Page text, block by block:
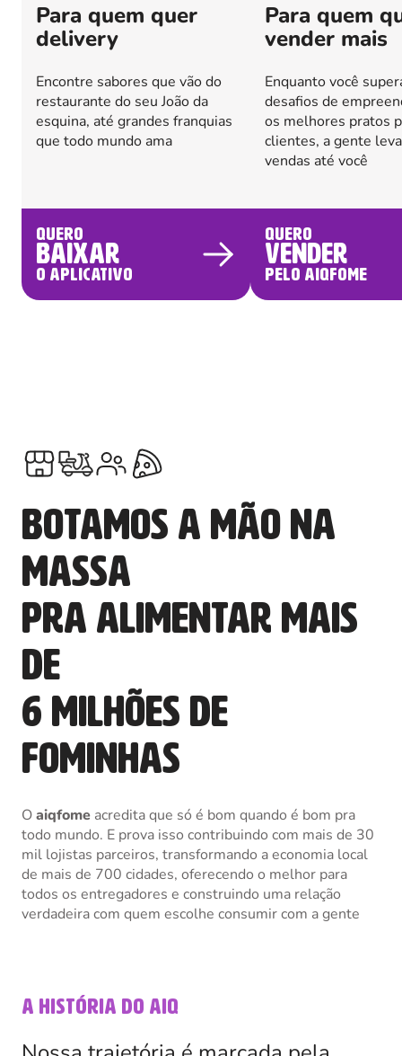
Para quem quer
delivery
Encontre sabores que vão do
restaurante do seu João da
esquina, até grandes franquias
que todo mundo ama
quero
baixar
o aplicativo
Para quem
vender mais
Enquanto você
desafios de
os melhores pratos
clientes, a gente
vendas até você
quero
vender
pelo aiqfome
Botamos a mão na
massa
pra alimentar mais
de
6 milhões de
fominhas
Oaiqfome acredita que só é bom quando é bom pra
todo mundo. E prova isso contribuindo com mais de 30
mil lojistas parceiros, transformando a economia local
de mais de 700 cidades, oferecendo o melhor para
todos os entregadores e construindo uma relação
verdadeira com quem escolhe consumir com a gente
A história do aiq